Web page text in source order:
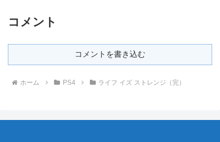
コメント
コメントを書き込む
ホーム PS4 ライフ イズ ストレンジ（完）